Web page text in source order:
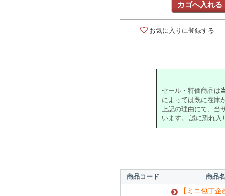
カゴへ入れる
お気に入りに登録する
セール・特価商品は
によっては既に在庫
上記の理由にて、当
います。 誠に恐れ
商品コード 商品名
【ミニ包丁